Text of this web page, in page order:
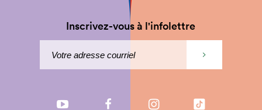
Inscrivez-vous à l'infolettre